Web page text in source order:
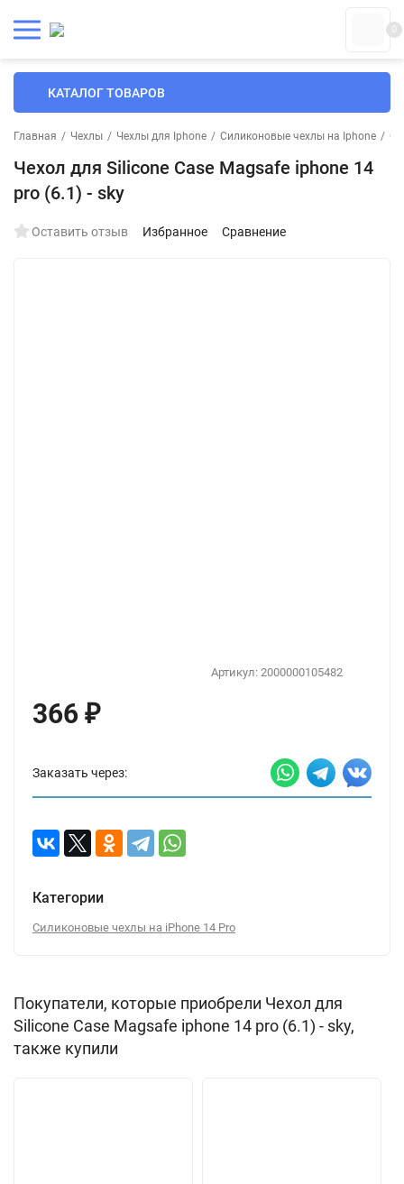
0
КАТАЛОГ ТОВАРОВ
Главная / Чехлы / Чехлы для Iphone / Силиконовые чехлы на Iphone /
Чехол для Silicone Case Magsafe iphone 14
pro (6.1) - sky
Оставить отзыв Избранное Сравнение
Артикул: 2000000105482
366 ₽
Заказать через:
Категории
Силиконовые чехлы на iPhone 14 Pro
Покупатели, которые приобрели Чехол для
Silicone Case Magsafe iphone 14 pro (6.1) - sky,
также купили